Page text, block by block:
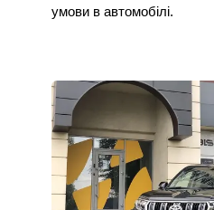
умови в автомобілі.